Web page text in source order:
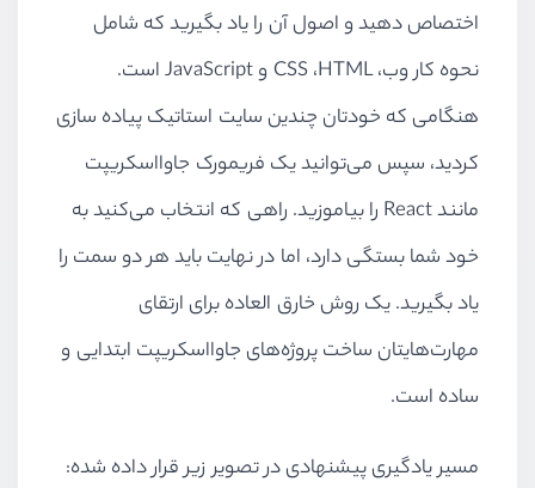
اختصاص دهید و اصول آن را یاد بگیرید که شامل
نحوه کار وب،HTML،CSS وJavaScriptاست.
هنگامی که خودتان چندین سایت استاتیک پیاده سازی
کردید، سپس می‌توانید یک فریمورک جاوااسکریپت
مانندReact را بیاموزید. راهی که انتخاب می‌کنید به
خود شما بستگی دارد، اما در نهایت باید هر دو سمت را
یاد بگیرید. یک روش خارق العاده برای ارتقای
مهارت‌هایتان ساخت پروژه‌های جاوااسکریپت ابتدایی و
ساده است.
مسیر یادگیری پیشنهادی در تصویر زیر قرار داده شده: